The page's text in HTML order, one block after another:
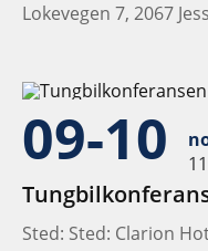
Lokevegen 7, 2067
09-10
Sted: Sted: Clarion